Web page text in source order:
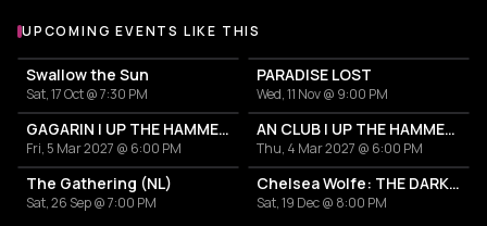
UPCOMING EVENTS LIKE THIS
Swallow the Sun
Sat, 17 Oct @ 7:30 PM
PARADISE LOST
Wed, 11 Nov @ 9:00 PM
GAGARIN | UP THE HAMMERS XXI 2027
Fri, 5 Mar 2027 @ 6:00 PM
AN CLUB | UP THE HAMMERS XXI 2027
Thu, 4 Mar 2027 @ 6:00 PM
The Gathering (NL)
Sat, 26 Sep @ 7:00 PM
Chelsea Wolfe: THE DARK World Tour
Sat, 19 Dec @ 8:00 PM